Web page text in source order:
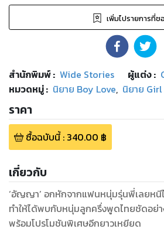
เพิ่มไปรายการที่ช
สำนักพิมพ์: Wide Stories ผู้แต่ง :
หมวดหมู่: นิยาย Boy Love, นิยาย Girl
ราคา
ซื้อฉบับนี้: 340.00 ฿
เกี่ยวกับ
‘อัญญา’ อกหักจากแฟนหนุ่มรุ่นพี่เลยหนี
ทำให้ได้พบกับหนุ่มลูกครึ่งพูดไทยชัดอย่า
พร้อมโปรโมชันพิเศษอีกยาวเหยียด